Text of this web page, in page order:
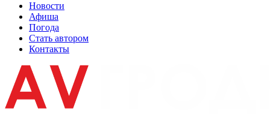
Новости
Афиша
Погода
Стать автором
Контакты